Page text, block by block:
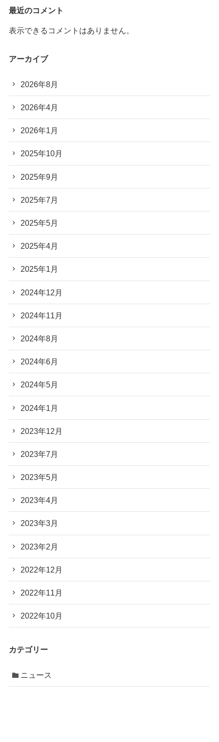
最近のコメント
表示できるコメントはありません。
アーカイブ
2026年8月
2026年4月
2026年1月
2025年10月
2025年9月
2025年7月
2025年5月
2025年4月
2025年1月
2024年12月
2024年11月
2024年8月
2024年6月
2024年5月
2024年1月
2023年12月
2023年7月
2023年5月
2023年4月
2023年3月
2023年2月
2022年12月
2022年11月
2022年10月
カテゴリー
ニュース